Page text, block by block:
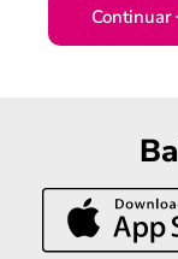
Continuar